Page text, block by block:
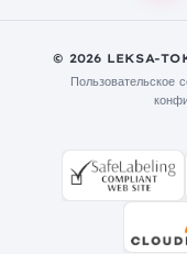
© 2026 LEKSA-
Пользовательское